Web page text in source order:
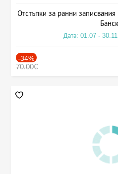
Отстъпки за ранни
Дата: 01.07 -
-34%
70.00€